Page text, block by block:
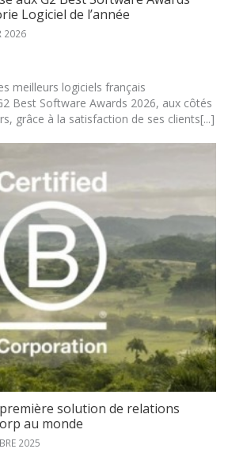
Logiciel de l’année
2026
meilleurs logiciels français
Best Software Awards 2026, aux côtés
grâce à la satisfaction de ses clients[...]
solution de relations
au monde
2025